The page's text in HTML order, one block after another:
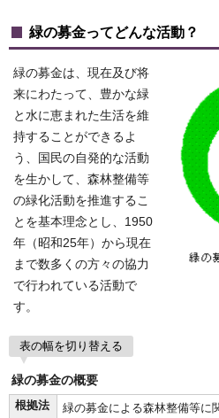
緑の募金ってどんな活動？
緑の募金は、現在及び将
来にわたって、豊かな緑
と水に恵まれた生活を維
持することができるよ
う、国民の自発的な活動
を生かして、森林整備等
の緑化活動を推進するこ
とを基本理念とし、1950
年（昭和25年）から現在
まで数多くの方々の協力
で行われている活動で
す。
表の幅を切り替える
緑の募金の概要
根拠法
緑の募金による森林整備等に